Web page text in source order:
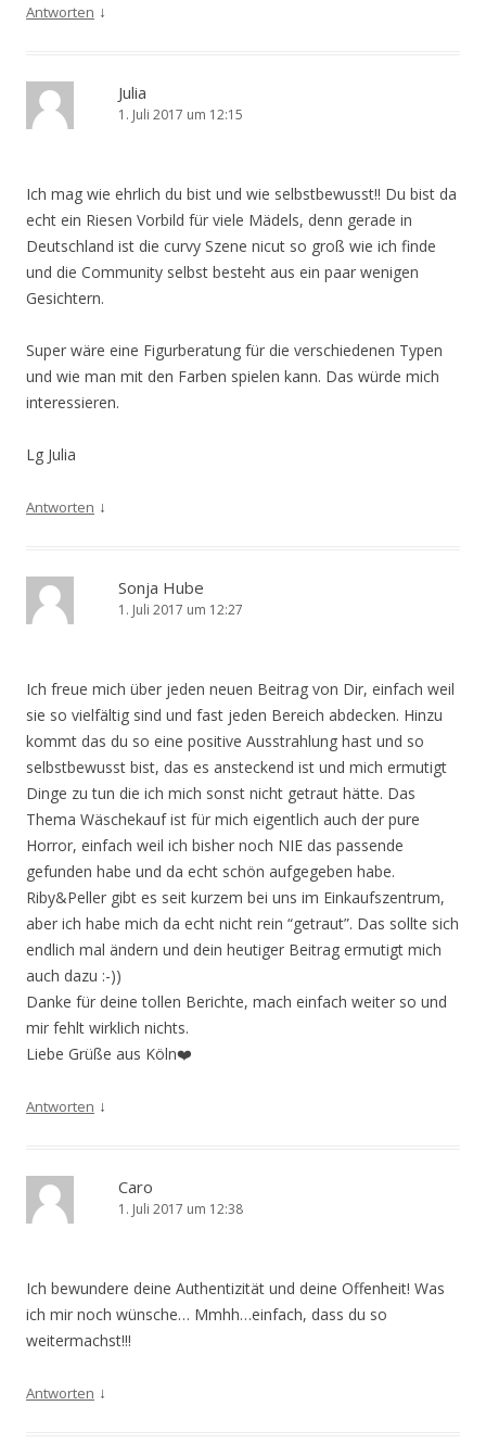
Antworten ↓
Julia
1. Juli 2017 um 12:15
Ich mag wie ehrlich du bist und wie selbstbewusst!! Du bist da
echt ein Riesen Vorbild für viele Mädels, denn gerade in
Deutschland ist die curvy Szene nicut so groß wie ich finde
und die Community selbst besteht aus ein paar wenigen
Gesichtern.
Super wäre eine Figurberatung für die verschiedenen Typen
und wie man mit den Farben spielen kann. Das würde mich
interessieren.
Lg Julia
Antworten ↓
Sonja Hube
1. Juli 2017 um 12:27
Ich freue mich über jeden neuen Beitrag von Dir, einfach weil
sie so vielfältig sind und fast jeden Bereich abdecken. Hinzu
kommt das du so eine positive Ausstrahlung hast und so
selbstbewusst bist, das es ansteckend ist und mich ermutigt
Dinge zu tun die ich mich sonst nicht getraut hätte. Das
Thema Wäschekauf ist für mich eigentlich auch der pure
Horror, einfach weil ich bisher noch NIE das passende
gefunden habe und da echt schön aufgegeben habe.
Riby&Peller gibt es seit kurzem bei uns im Einkaufszentrum,
aber ich habe mich da echt nicht rein “getraut”. Das sollte sich
endlich mal ändern und dein heutiger Beitrag ermutigt mich
auch dazu :-))
Danke für deine tollen Berichte, mach einfach weiter so und
mir fehlt wirklich nichts.
Liebe Grüße aus Köln❤️
Antworten ↓
Caro
1. Juli 2017 um 12:38
Ich bewundere deine Authentizität und deine Offenheit! Was
ich mir noch wünsche… Mmhh…einfach, dass du so
weitermachst!!!
Antworten ↓